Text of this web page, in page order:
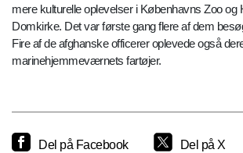
mere kulturelle oplevelser i Københavns Zoo og
Domkirke. Det var første gang flere af dem
Fire af de afghanske officerer oplevede også
marinehjemmeværnets fartøjer.
Del på Facebook Del på X